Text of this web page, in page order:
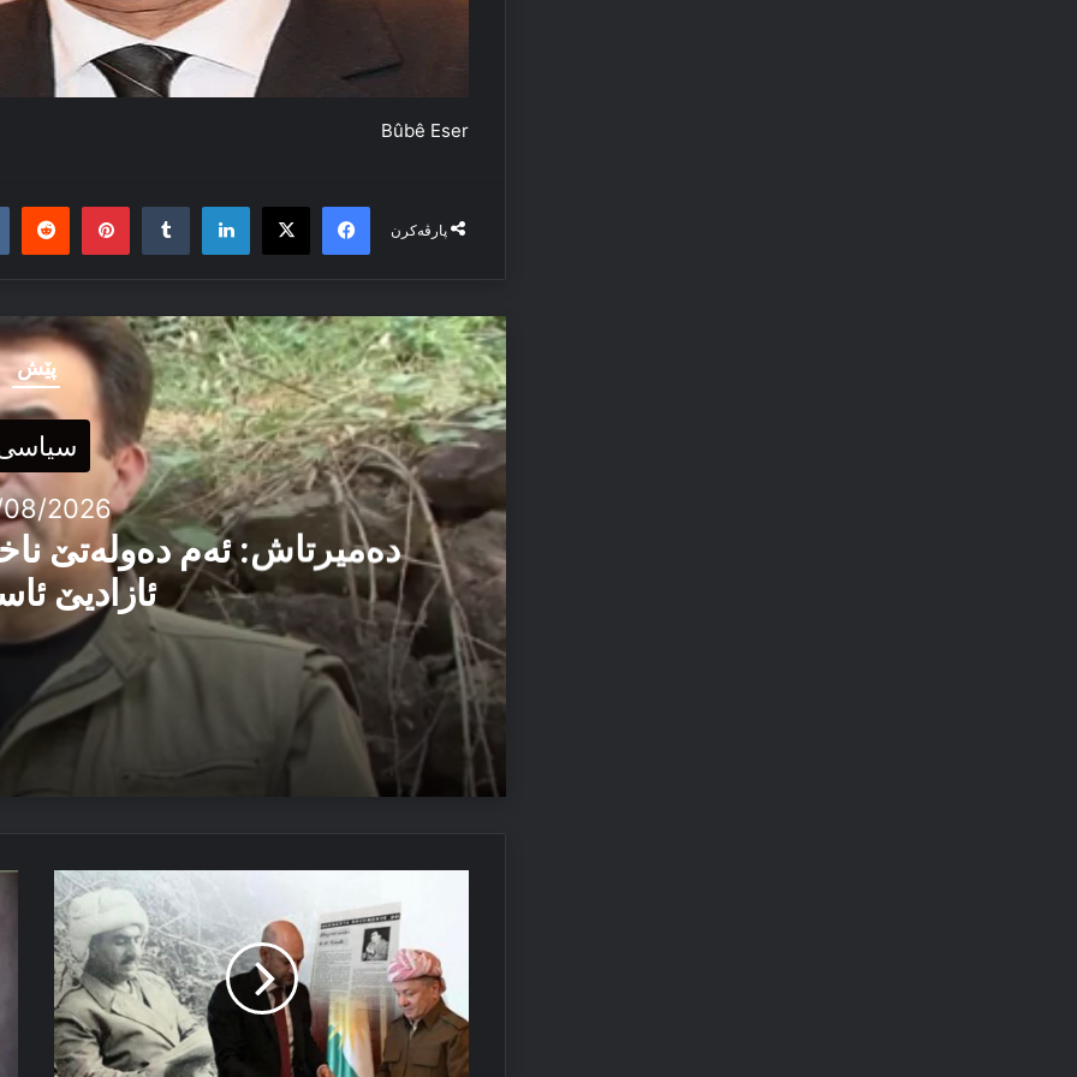
Bûbê Eser
پارڤەکرن
Facebook
X
LinkedIn
Tumblr
پێش
2026
دەمیرتاش: ئەم دەولەتێ
ئازادیێ
06/08/2026
دەمیرتاش: ئەم دەولەتێ ناخوازن دەولەت ل پێشییا
مەسرور بارزانی: دڤێ ئەم هەموو ب هەڤ را کاربکندەقێ
مستەفا
بارزانی
بۆ
گەنەڕال
دیگۆل